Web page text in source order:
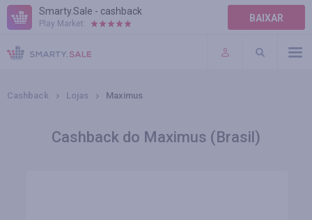
Smarty.Sale - cashback
Play Market: BAIXAR
AJUDA
TERMOS DE USO
Cashback Lojas Maximus
Cashback do Maximus (Brasil)